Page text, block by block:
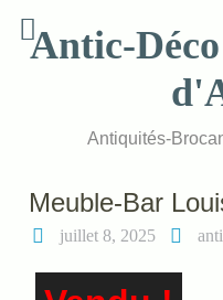
contentAntic-
Antiquités-
Meuble-Bar
juillet 8, 2025